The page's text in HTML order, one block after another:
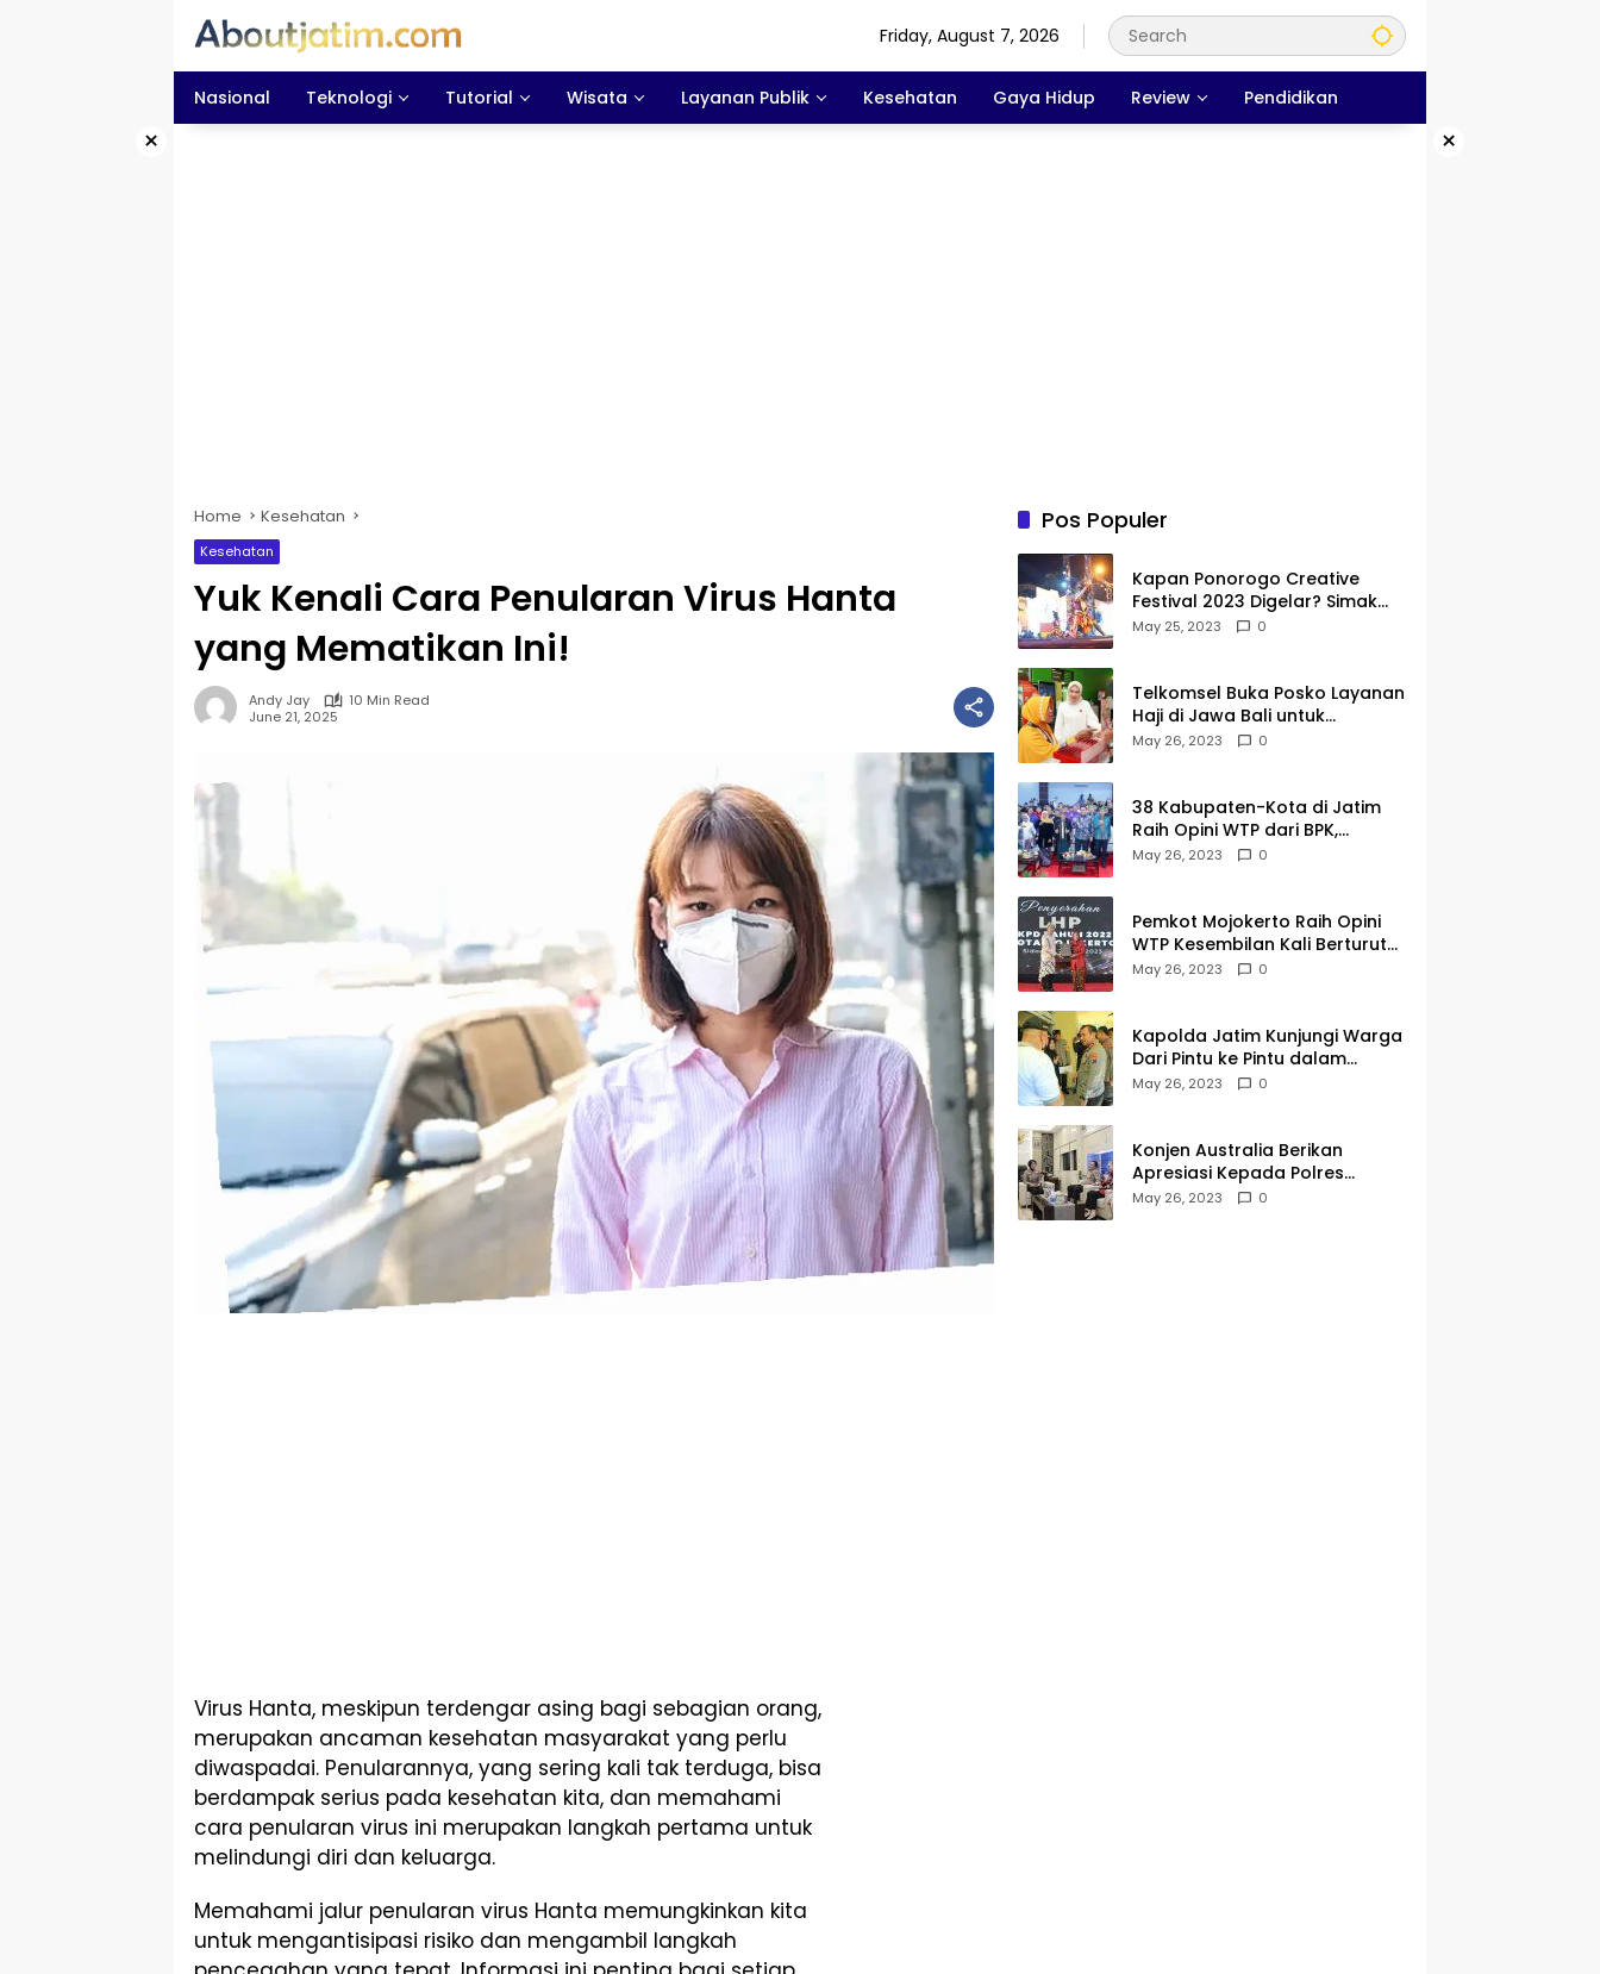
Friday, August 7, 2026
Nasional Teknologi Tutorial Wisata Layanan Publik Kesehatan Gaya Hidup Review Pendidikan
× ×
Home Kesehatan
Kesehatan
Yuk Kenali Cara Penularan Virus Hanta
yang Mematikan Ini!
Andy Jay
10 Min Read
June 21, 2025
Virus Hanta, meskipun terdengar asing bagi sebagian orang,
merupakan ancaman kesehatan masyarakat yang perlu
diwaspadai. Penularannya, yang sering kali tak terduga, bisa
berdampak serius pada kesehatan kita, dan memahami
cara penularan virus ini merupakan langkah pertama untuk
melindungi diri dan keluarga.
Memahami jalur penularan virus Hanta memungkinkan kita
untuk mengantisipasi risiko dan mengambil langkah
Pos Populer
Kapan Ponorogo Creative
Festival 2023 Digelar? Simak
Tanggalnya DISINI
May 25, 2023 0
Telkomsel Buka Posko Layanan
Haji di Jawa Bali untuk
Membantu Jemaah dalam
May 26, 2023 0
38 Kabupaten-Kota di Jatim
Raih Opini WTP dari BPK,
Gubernur Khofifah Apresiasi
May 26, 2023 0
Pemkot Mojokerto Raih Opini
WTP Kesembilan Kali Berturut-
turut dari BPK Jawa Timur
May 26, 2023 0
Kapolda Jatim Kunjungi Warga
Dari Pintu ke Pintu dalam
Kegiatan Jumat Curhat dan
May 26, 2023 0
Konjen Australia Berikan
Apresiasi Kepada Polres
Tanjungperak yang Konsisten
May 26, 2023 0